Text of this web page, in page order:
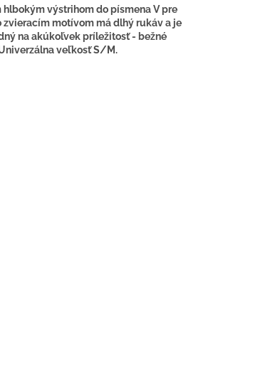
výstrihom do písmena V pre
zvieracím motívom má dlhý rukáv a je
na akúkoľvek príležitosť - bežné
veľkosť S/M.